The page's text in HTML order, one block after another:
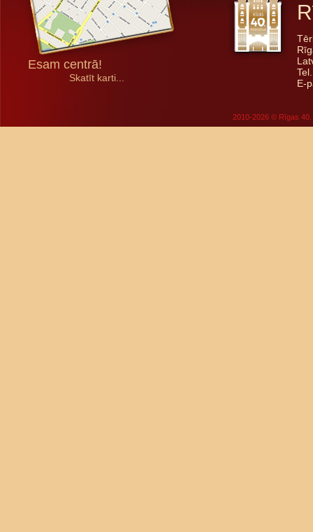
Esam centrā!
Skatīt karti...
E-
2010-2026 © Rīgas